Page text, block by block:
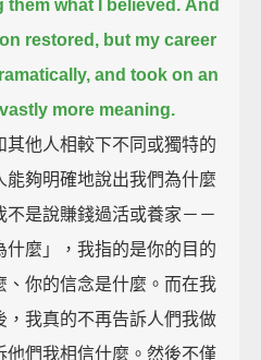
what I believed. And
restored, but my career
and took on an
more meaning.
他人相較下不同或獨特的
夠明確地說出我們為什麼
是說賺錢過活或養家－－
什麼」，我指的是你的目的
、你的信念是什麼。而在我
，我真的不再告訴人們我做
他們我相信什麼。然後不僅